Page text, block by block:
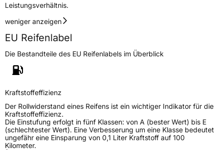
Leistungsverhältnis.
weniger anzeigen
EU Reifenlabel
Die Bestandteile des EU Reifenlabels im Überblick
Kraftstoffeffizienz
Der Rollwiderstand eines Reifens ist ein wichtiger Indikator für die
Kraftstoffeffizienz.
Die Einstufung erfolgt in fünf Klassen: von A (bester Wert) bis E
(schlechtester Wert). Eine Verbesserung um eine Klasse bedeutet
ungefähr eine Einsparung von 0,1 Liter Kraftstoff auf 100
Kilometer.